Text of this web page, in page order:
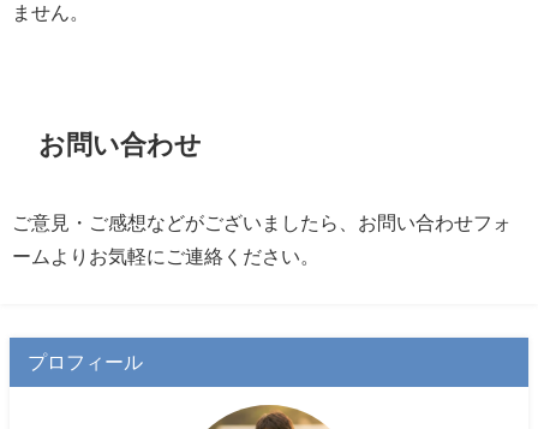
ません。
お問い合わせ
ご意見・ご感想などがございましたら、お問い合わせフォ
ームよりお気軽にご連絡ください。
プロフィール